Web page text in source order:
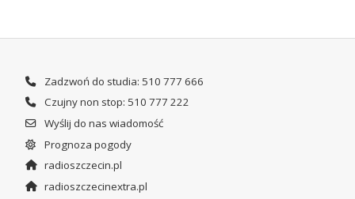
Zadzwoń do studia: 510 777 666
Czujny non stop: 510 777 222
Wyślij do nas wiadomość
Prognoza pogody
radioszczecin.pl
radioszczecinextra.pl